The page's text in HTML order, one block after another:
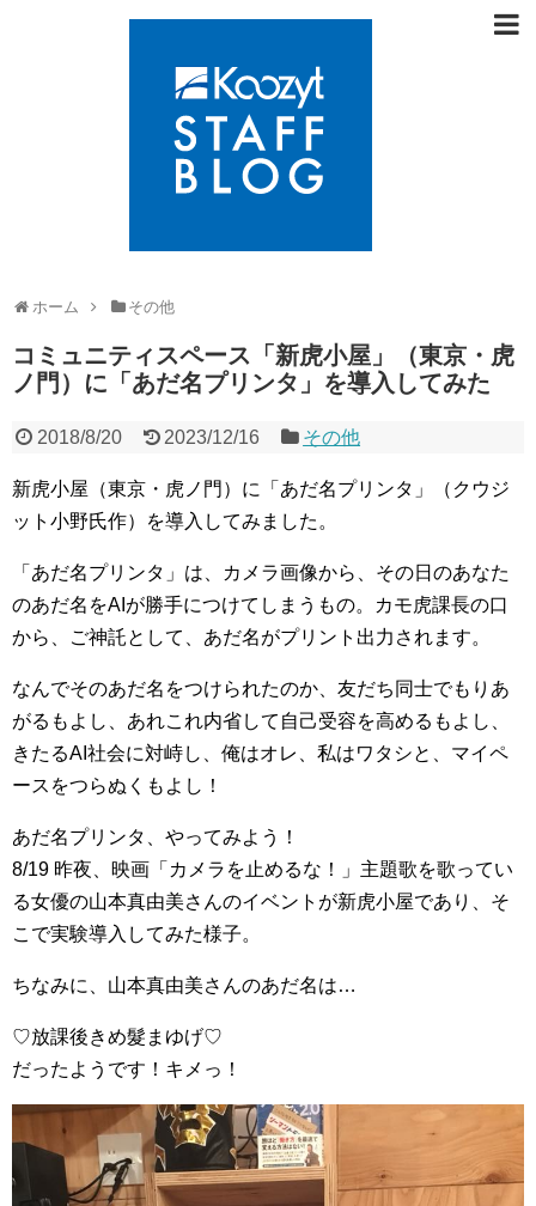
ホーム その他
コミュニティスペース「新虎小屋」（東京・虎
ノ門）に「あだ名プリンタ」を導入してみた
2018/8/20 2023/12/16 その他
新虎小屋（東京・虎ノ門）に「あだ名プリンタ」（クウジ
ット小野氏作）を導入してみました。
「あだ名プリンタ」は、カメラ画像から、その日のあなた
のあだ名をAIが勝手につけてしまうもの。カモ虎課長の口
から、ご神託として、あだ名がプリント出力されます。
なんでそのあだ名をつけられたのか、友だち同士でもりあ
がるもよし、あれこれ内省して自己受容を高めるもよし、
きたるAI社会に対峙し、俺はオレ、私はワタシと、マイペ
ースをつらぬくもよし！
あだ名プリンタ、やってみよう！
8/19 昨夜、映画「カメラを止めるな！」主題歌を歌ってい
る女優の山本真由美さんのイベントが新虎小屋であり、そ
こで実験導入してみた様子。
ちなみに、山本真由美さんのあだ名は…
♡放課後きめ髮まゆげ♡
だったようです！キメっ！